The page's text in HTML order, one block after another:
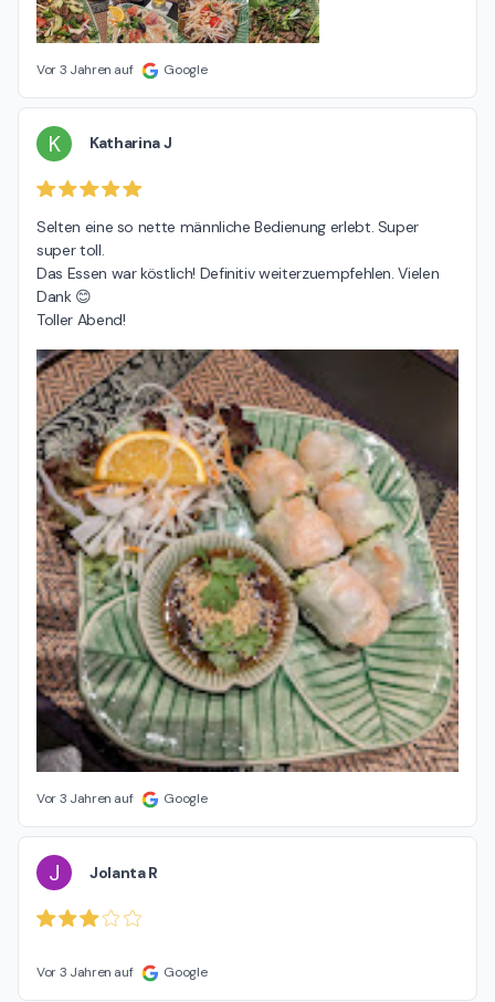
Vor 3 Jahren auf Google
K Katharina J
Selten eine so nette männliche Bedienung erlebt. Super
super toll.
Das Essen war köstlich! Definitiv weiterzuempfehlen. Vielen
Dank 😊
Toller Abend!
Vor 3 Jahren auf Google
J Jolanta R
Vor 3 Jahren auf Google